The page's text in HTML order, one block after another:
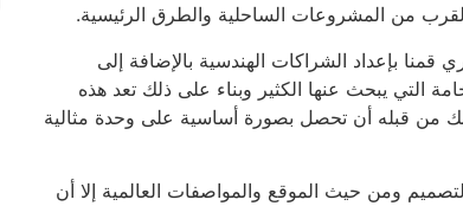
بالقرب من المشروعات الساحلية والطرق الرئيسية.
بإعداد الشراكات الهندسية بالإضافة إلى
يبحث عنها الكثير وبناء على ذلك تعد هذه
من قبله أن تحصل بصورة أساسية على وحدة مثالية
ومن حيث الموقع والمواصفات العالمية إلا أن